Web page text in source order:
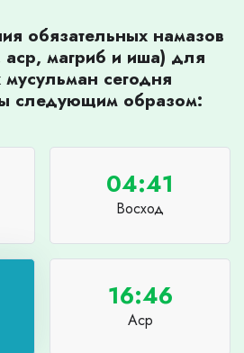
обязательных намазов
магриб и иша) для
сегодня
следующим образом:
04:41
Восход
16:46
Аср